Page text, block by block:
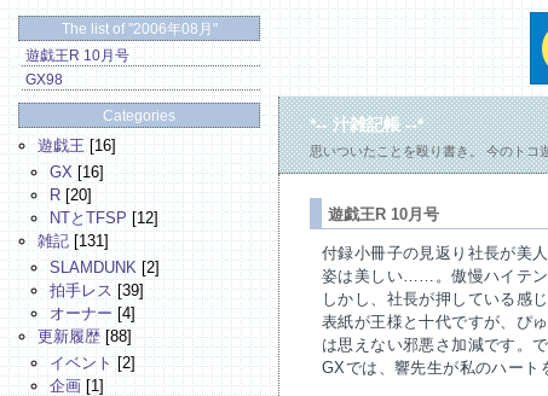
*-- 汁雑記帳 --*
思いついたことを殴り書き。 今のトコ
The list of "2006年08月"
遊戯王R 10月号
GX98
Categories
遊戯王[16]
GX[16]
R[20]
NTとTFSP[12]
雑記[131]
SLAMDUNK[2]
拍手レス[39]
オーナー[4]
更新履歴[88]
イベント[2]
企画[1]
遊戯王R 10月号
付録小冊子の見返り社長が美
姿は美しい……。傲慢ハイテン
しかし、社長が押している感
表紙が王様と十代ですが、ぴ
は思えない邪悪さ加減です。
GXでは、響先生が私のハート